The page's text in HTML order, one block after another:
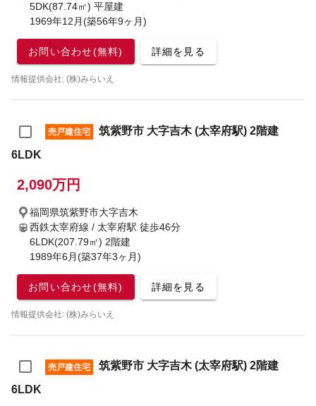
5DK(87.74㎡) 平屋建
1969年12月(築56年9ヶ月)
お問い合わせ(無料) 詳細を見る
情報提供会社: (株)みらいえ
売戸建住宅
筑紫野市 大字吉木 (太宰府駅) 2階建
6LDK
2,090万円
福岡県筑紫野市大字吉木
西鉄太宰府線 / 太宰府駅 徒歩46分
6LDK(207.79㎡) 2階建
1989年6月(築37年3ヶ月)
お問い合わせ(無料) 詳細を見る
情報提供会社: (株)みらいえ
売戸建住宅
筑紫野市 大字吉木 (太宰府駅) 2階建
6LDK